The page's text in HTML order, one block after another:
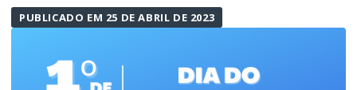
PUBLICADO EM 25 DE ABRIL DE 2023